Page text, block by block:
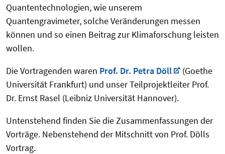
Quantentechnologien, wie unserem
Quantengravimeter, solche Veränderungen messen
können und so einen Beitrag zur Klimaforschung leisten
wollen.
Die Vortragenden waren Prof. Dr. Petra Döll
(Goethe
Universität Frankfurt) und unser Teilprojektleiter Prof.
Dr. Ernst Rasel (Leibniz Universität Hannover).
Untenstehend finden Sie die Zusammenfassungen der
Vorträge. Nebenstehend der Mitschnitt von Prof. Dölls
Vortrag.